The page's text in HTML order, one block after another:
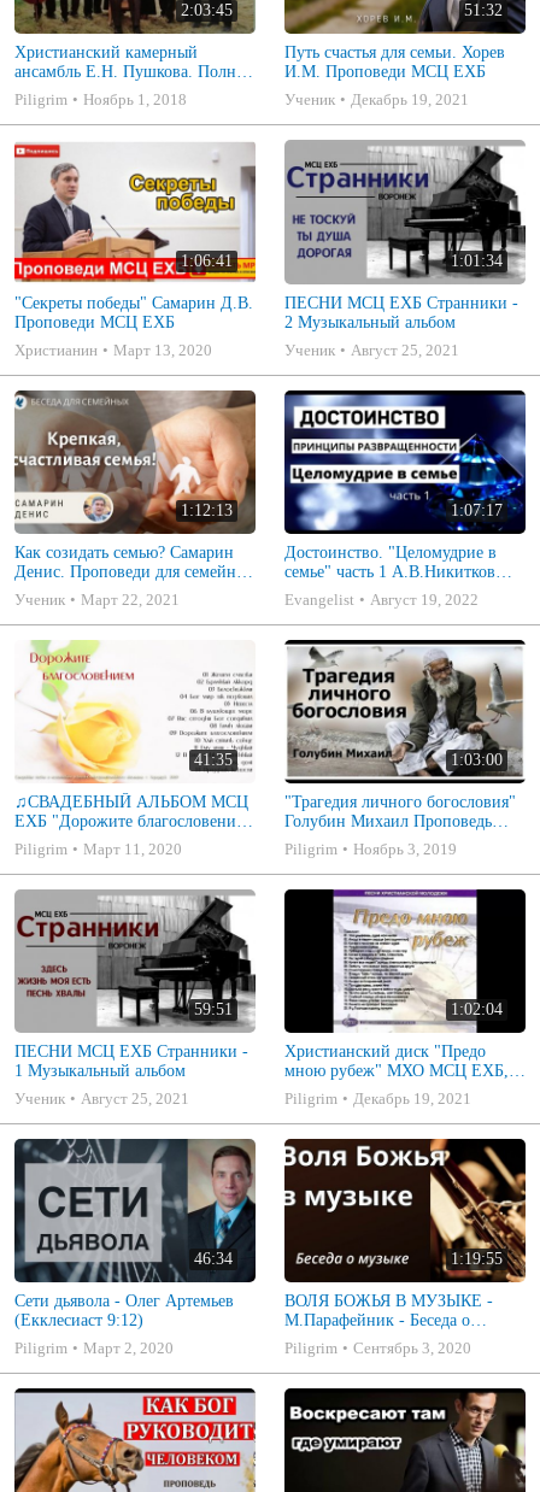
2:03:45
Христианский камерный
ансамбль Е.Н. Пушкова. Полное
собрание
Piligrim Ноябрь 1, 2018
51:32
Путь счастья для семьи. Хорев
И.М. Проповеди МСЦ ЕХБ
Ученик
Декабрь 19, 2021
1:06:41
"Секреты победы" Самарин Д.В.
Проповеди МСЦ ЕХБ
Христианин
Март 13, 2020
1:01:34
ПЕСНИ МСЦ ЕХБ Странники -
2 Музыкальный альбом
Ученик
Август 25, 2021
1:12:13
Как созидать семью? Самарин
Денис. Проповеди для семейных
МСЦ ЕХБ
Ученик Март 22, 2021
1:07:17
Достоинство. "Целомудрие в
семье" часть 1 А.В.Никитков
Беседа для семейных МСЦ ЕХБ
Evangelist Август 19, 2022
41:35
♫СВАДЕБНЫЙ АЛЬБОМ МСЦ
ЕХБ "Дорожите благословением
- Христианские песни.
Музыкальный диск. Псалмы
Piligrim Март 11, 2020
1:03:00
"Трагедия личного богословия"
Голубин Михаил Проповедь
2019
Piligrim Ноябрь 3, 2019
59:51
ПЕСНИ МСЦ ЕХБ Странники -
1 Музыкальный альбом
Ученик
Август 25, 2021
1:02:04
Христианский диск "Предо
мною рубеж" МХО МСЦ ЕХБ,
музыкальный альбом, пение,
музыка
Piligrim Декабрь 19, 2021
46:34
Сети дьявола - Олег Артемьев
(Екклесиаст 9:12)
Piligrim
Март 2, 2020
1:19:55
ВОЛЯ БОЖЬЯ В МУЗЫКЕ -
М.Парафейник - Беседа о
музыке 2
Piligrim Сентябрь 3, 2020